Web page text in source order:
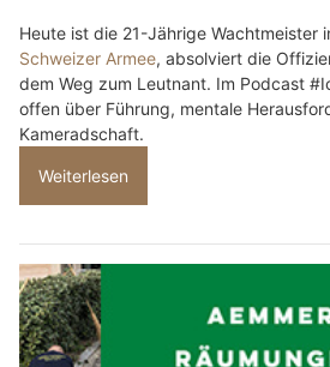
Heute ist die 21-Jährige Wachtmeister
Schweizer Armee, absolviert die
dem Weg zum Leutnant. Im Podcast
offen über Führung, mentale
Kameradschaft.
Weiterlesen